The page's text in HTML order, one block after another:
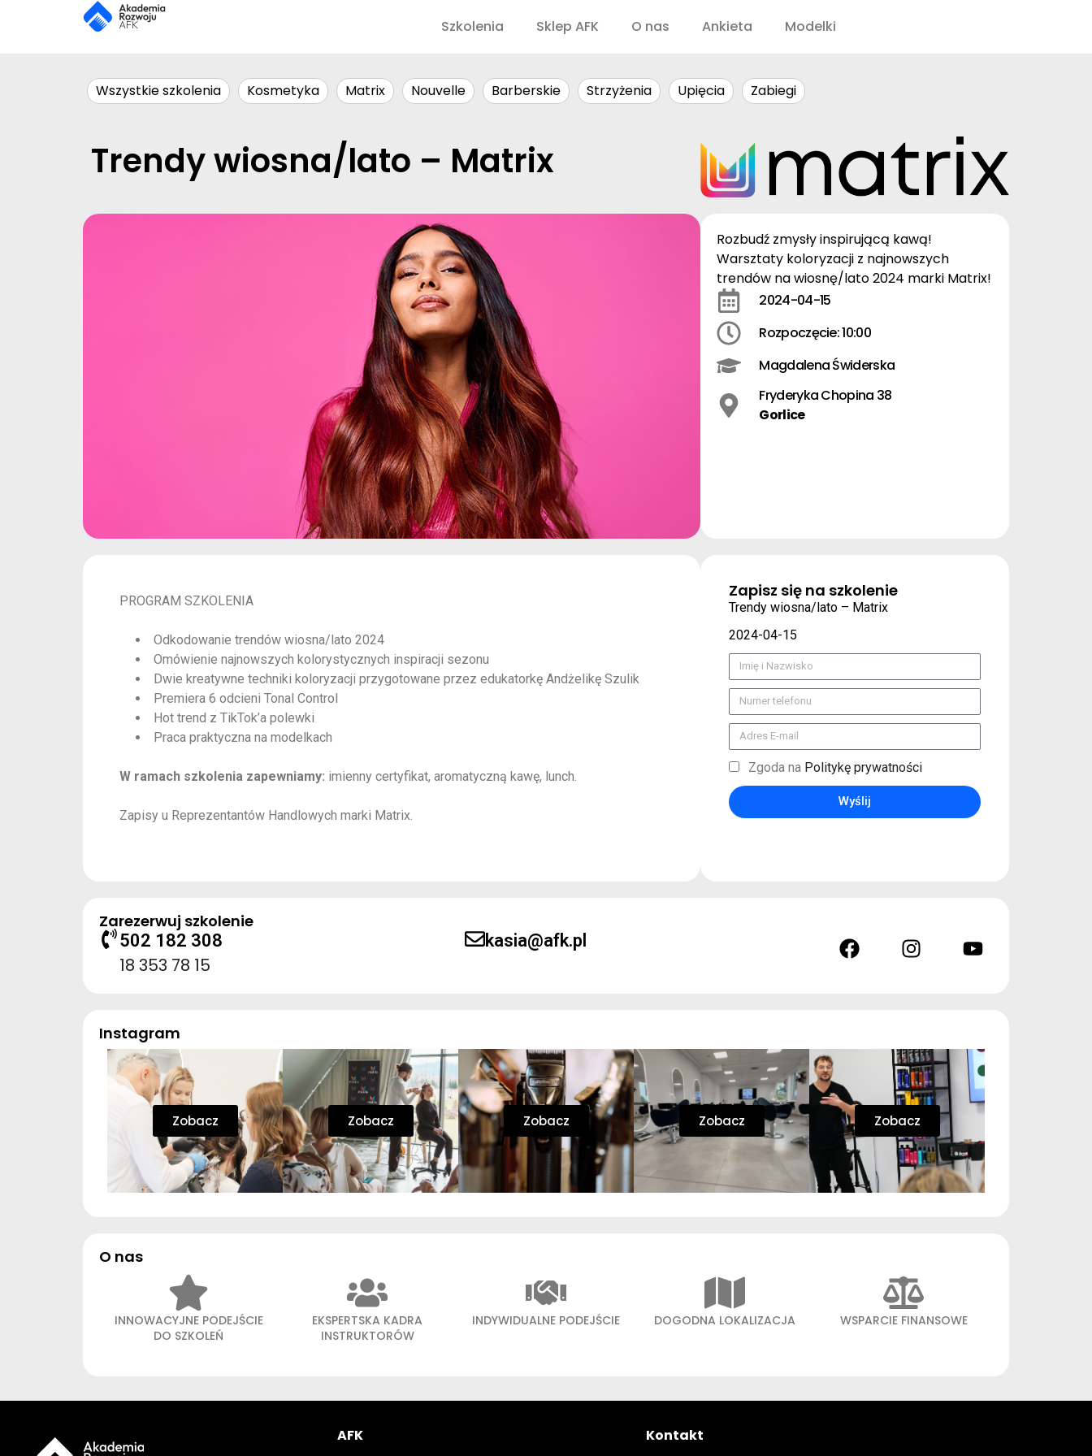
Szkolenia Sklep AFK O nas Ankieta Modelki
Wszystkie szkolenia Kosmetyka Matrix Nouvelle Barberskie Strzyżenia Upięcia Zabiegi
Trendy wiosna/lato – Matrix
Rozbudź zmysły inspirującą kawą!
Warsztaty koloryzacji z najnowszych
trendów na wiosnę/lato 2024 marki Matrix!
2024-04-15
Rozpoczęcie: 10:00
Magdalena Świderska
Fryderyka Chopina 38
Gorlice
PROGRAM SZKOLENIA
Odkodowanie trendów wiosna/lato 2024
Omówienie najnowszych kolorystycznych inspiracji sezonu
Dwie kreatywne techniki koloryzacji przygotowane przez edukatorkę Andżelikę Szulik
Premiera 6 odcieni Tonal Control
Hot trend z TikTok’a polewki
Praca praktyczna na modelkach
W ramach szkolenia zapewniamy: imienny certyfikat, aromatyczną kawę, lunch.
Zapisy u Reprezentantów Handlowych marki Matrix.
Zapisz się na szkolenie
Trendy wiosna/lato – Matrix
2024-04-15
Zgoda na Politykę prywatności
Wyślij
Zarezerwuj szkolenie
502 182 308
18 353 78 15
kasia@afk.pl
Instagram
Zobacz Zobacz Zobacz Zobacz Zobacz
O nas
INNOWACYJNE PODEJŚCIE
DO SZKOLEŃ
EKSPERTSKA KADRA
INSTRUKTORÓW
INDYWIDUALNE PODEJŚCIE DOGODNA LOKALIZACJA WSPARCIE FINANSOWE
AFK
Kontakt